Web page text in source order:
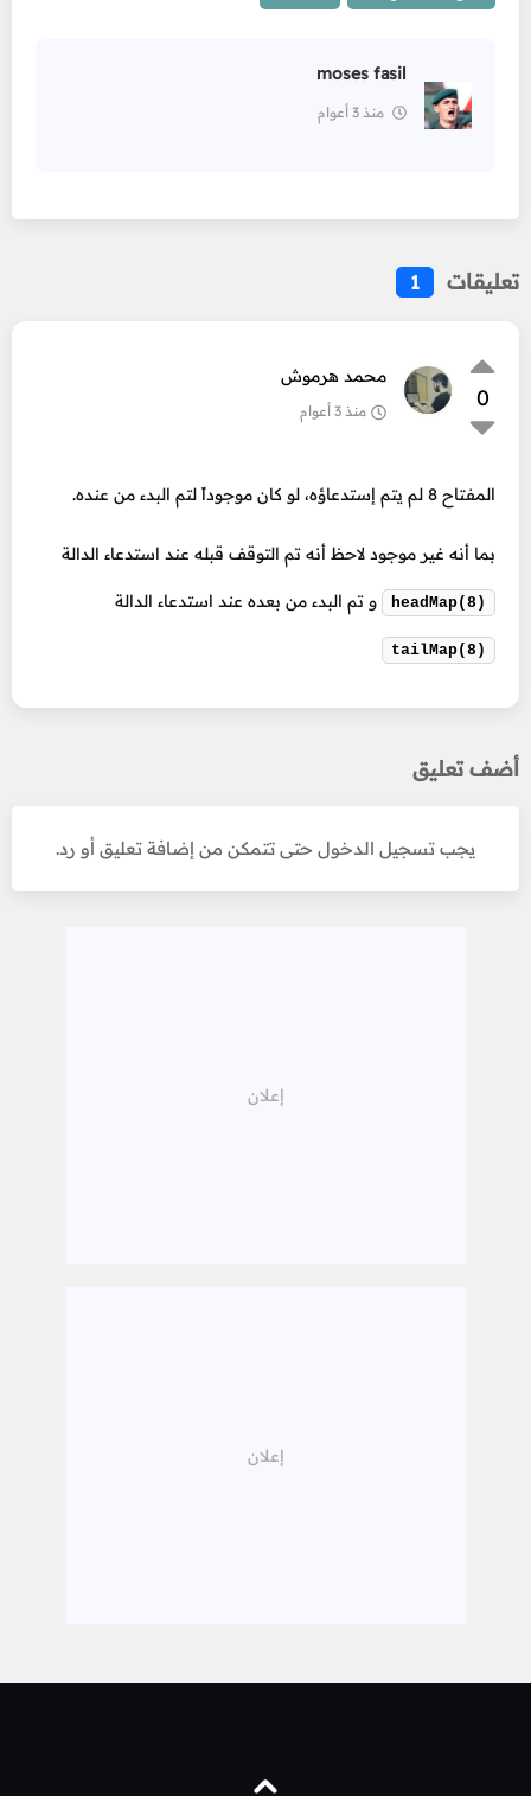
moses fasil
منذ 3 أعوام
تعليقات 1
0
محمد هرموش
منذ 3 أعوام
المفتاح 8 لم يتم إستدعاؤه، لو كان موجوداً لتم البدء من عنده.
بما أنه غير موجود لاحظ أنه تم التوقف قبله عند استدعاء الدالة
headMap(8) و تم البدء من بعده عند استدعاء الدالة
tailMap(8)
أضف تعليق
يجب تسجيل الدخول حتى تتمكن من إضافة تعليق أو رد.